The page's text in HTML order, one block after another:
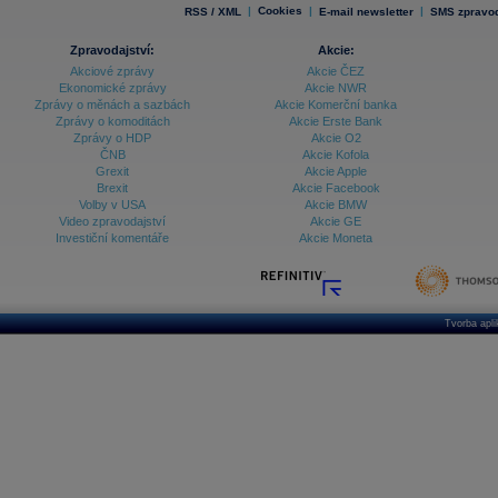
RSS / XML | Cookies | E-mail newsletter | SMS
Zpravodajství:
Akciové zprávy
Ekonomické zprávy
Zprávy o měnách a sazbách
Zprávy o komoditách
Zprávy o HDP
ČNB
Grexit
Brexit
Volby v USA
Video zpravodajství
Investiční komentáře
Akcie:
Akcie ČEZ
Akcie NWR
Akcie Komerční banka
Akcie Erste Bank
Akcie O2
Akcie Kofola
Akcie Apple
Akcie Facebook
Akcie BMW
Akcie GE
Akcie Moneta
Tvorba